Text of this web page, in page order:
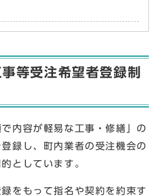
等受注希望者登録制
内容が軽易な工事・修繕」の
録し、町内業者の受注機会の
としています。
録をもって指名や契約を約束す